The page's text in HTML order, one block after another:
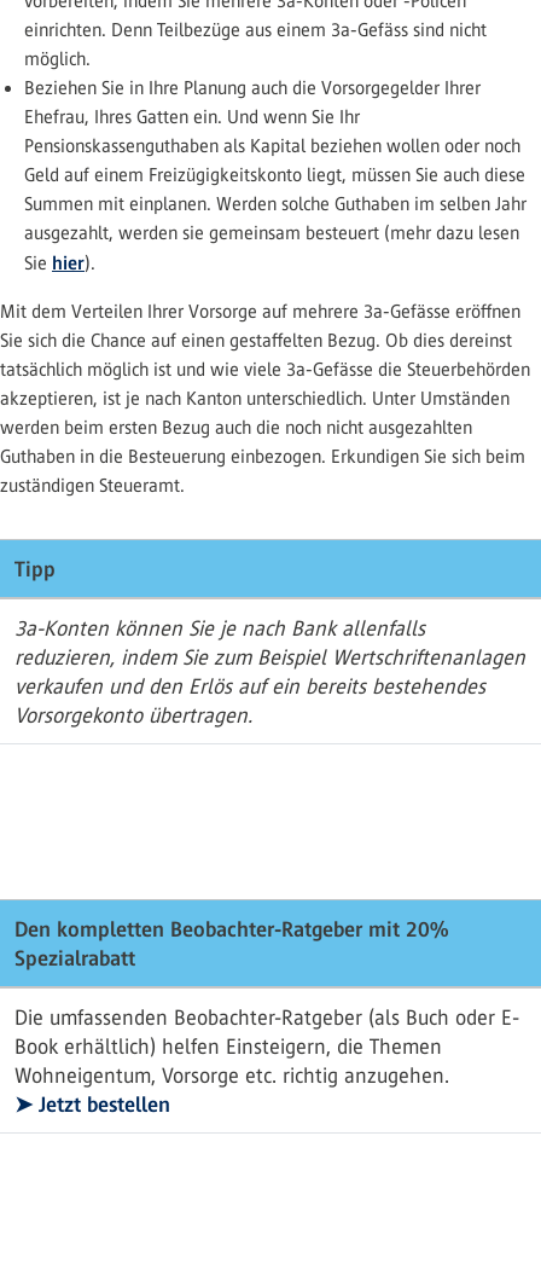
einrichten. Denn Teilbezüge aus einem 3a-Gefäss sind nicht
möglich.
Beziehen Sie in Ihre Planung auch die Vorsorgegelder Ihrer
Ehefrau, Ihres Gatten ein. Und wenn Sie Ihr
Pensionskassenguthaben als Kapital beziehen wollen oder noch
Geld auf einem Freizügigkeitskonto liegt, müssen Sie auch diese
Summen mit einplanen. Werden solche Guthaben im selben Jahr
ausgezahlt, werden sie gemeinsam besteuert (mehr dazu lesen
Sie hier).
Mit dem Verteilen Ihrer Vorsorge auf mehrere 3a-Gefässe eröffnen
Sie sich die Chance auf einen gestaffelten Bezug. Ob dies dereinst
tatsächlich möglich ist und wie viele 3a-Gefässe die Steuerbehörden
akzeptieren, ist je nach Kanton unterschiedlich. Unter Umständen
werden beim ersten Bezug auch die noch nicht ausgezahlten
Guthaben in die Besteuerung einbezogen. Erkundigen Sie sich beim
zuständigen Steueramt.
Tipp
3a-Konten können Sie je nach Bank allenfalls
reduzieren, indem Sie zum Beispiel Wertschriftenanlagen
verkaufen und den Erlös auf ein bereits bestehendes
Vorsorgekonto übertragen.
Den kompletten Beobachter-Ratgeber mit 20%
Spezialrabatt
Die umfassenden Beobachter-Ratgeber (als Buch oder E-
Book erhältlich) helfen Einsteigern, die Themen
Wohneigentum, Vorsorge etc. richtig anzugehen.
➤ Jetzt bestellen